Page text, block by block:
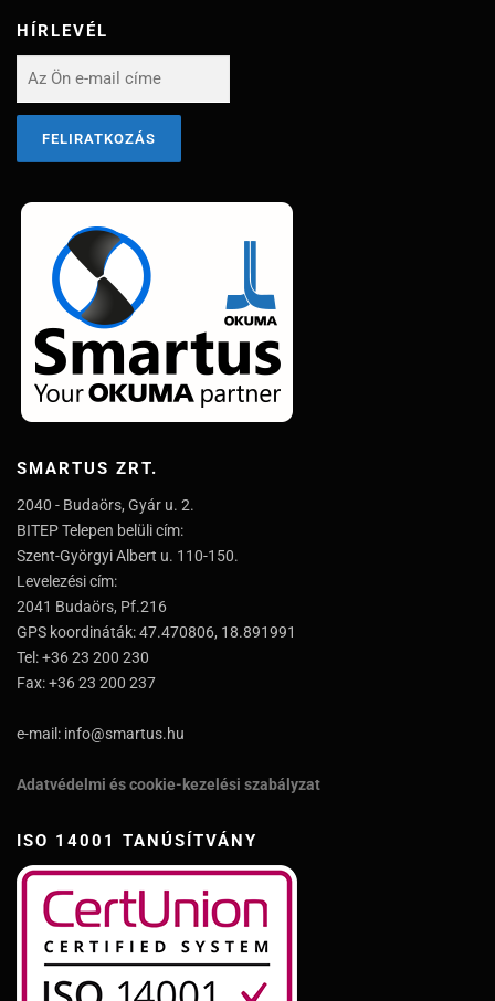
HÍRLEVÉL
SMARTUS ZRT.
2040 - Budaörs, Gyár u. 2.
BITEP Telepen belüli cím:
Szent-Györgyi Albert u. 110-150.
Levelezési cím:
2041 Budaörs, Pf.216
GPS koordináták: 47.470806, 18.891991
Tel: +36 23 200 230
Fax: +36 23 200 237
e-mail: info@smartus.hu
Adatvédelmi és cookie-kezelési szabályzat
ISO 14001 TANÚSÍTVÁNY